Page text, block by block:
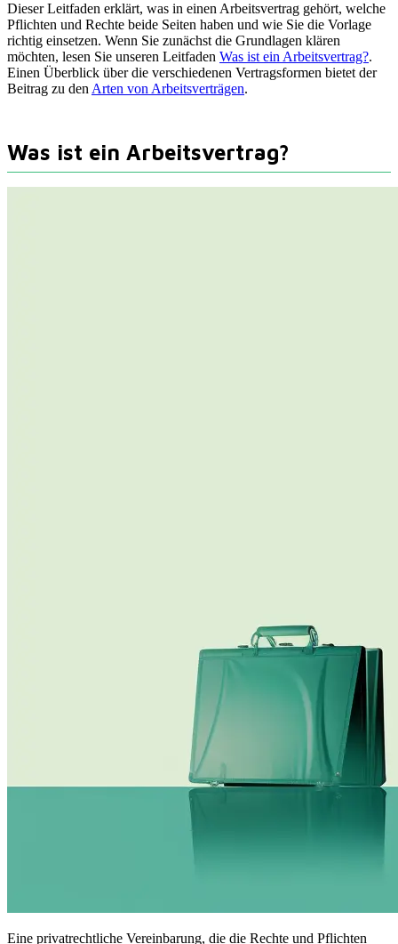
Dieser Leitfaden erklärt, was in einen Arbeitsvertrag gehört, welche
Pflichten und Rechte beide Seiten haben und wie Sie die Vorlage
richtig einsetzen. Wenn Sie zunächst die Grundlagen klären
möchten, lesen Sie unseren Leitfaden Was ist ein Arbeitsvertrag?.
Einen Überblick über die verschiedenen Vertragsformen bietet der
Beitrag zu den Arten von Arbeitsverträgen.
Was ist ein Arbeitsvertrag?
Eine privatrechtliche Vereinbarung, die die Rechte und Pflichten